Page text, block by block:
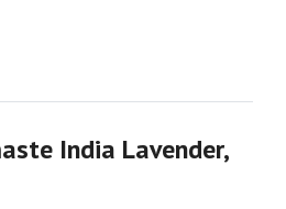
India Lavender,